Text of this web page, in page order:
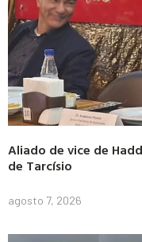
Aliado de vice de
de Tarcísio
agosto 7, 2026